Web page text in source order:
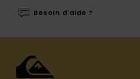
Besoin d'aide ?